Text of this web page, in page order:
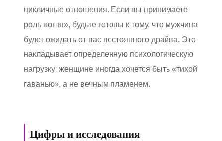
цикличные отношения. Если вы принимаете
роль «огня», будьте готовы к тому, что мужчина
будет ожидать от вас постоянного драйва. Это
накладывает определенную психологическую
нагрузку: женщине иногда хочется быть «тихой
гаванью», а не вечным пламенем.
Цифры и исследования